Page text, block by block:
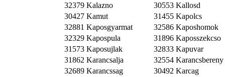
32379 Kalazno
30553 Kallosd
30427 Kamut
31455 Kapolcs
32881 Kaposgyarmat
32586 Kaposhomok
32329 Kapospula
31896 Kaposszekcso
31573 Kaposujlak
32833 Kapuvar
31862 Karancsalja
32554 Karancsbereny
32689 Karancssag
30492 Karcag